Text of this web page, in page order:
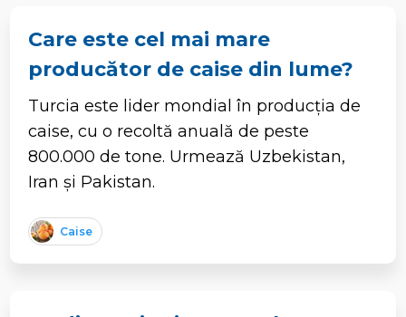
Care este cel mai mare
producător de caise din lume?
Turcia este lider mondial în producția de
caise, cu o recoltă anuală de peste
800.000 de tone. Urmează Uzbekistan,
Iran și Pakistan.
Caise